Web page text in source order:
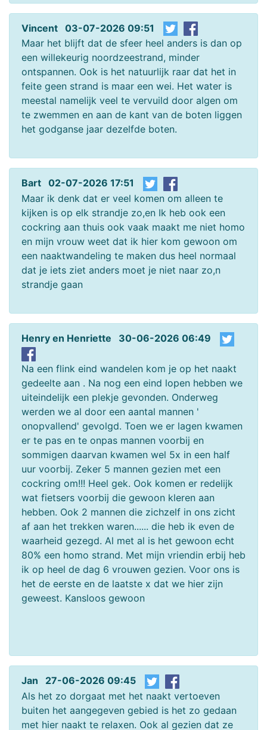
Vincent 03-07-2026 09:51
Maar het blijft dat de sfeer heel anders is dan op
een willekeurig noordzeestrand, minder
ontspannen. Ook is het natuurlijk raar dat het in
feite geen strand is maar een wei. Het water is
meestal namelijk veel te vervuild door algen om
te zwemmen en aan de kant van de boten liggen
het godganse jaar dezelfde boten.
Bart 02-07-2026 17:51
Maar ik denk dat er veel komen om alleen te
kijken is op elk strandje zo,en Ik heb ook een
cockring aan thuis ook vaak maakt me niet homo
en mijn vrouw weet dat ik hier kom gewoon om
een naaktwandeling te maken dus heel normaal
dat je iets ziet anders moet je niet naar zo,n
strandje gaan
Henry en Henriette 30-06-2026 06:49
Na een flink eind wandelen kom je op het naakt
gedeelte aan . Na nog een eind lopen hebben we
uiteindelijk een plekje gevonden. Onderweg
werden we al door een aantal mannen '
onopvallend' gevolgd. Toen we er lagen kwamen
er te pas en te onpas mannen voorbij en
sommigen daarvan kwamen wel 5x in een half
uur voorbij. Zeker 5 mannen gezien met een
cockring om!!! Heel gek. Ook komen er redelijk
wat fietsers voorbij die gewoon kleren aan
hebben. Ook 2 mannen die zichzelf in ons zicht
af aan het trekken waren...... die heb ik even de
waarheid gezegd. Al met al is het gewoon echt
80% een homo strand. Met mijn vriendin erbij heb
ik op heel de dag 6 vrouwen gezien. Voor ons is
het de eerste en de laatste x dat we hier zijn
geweest. Kansloos gewoon
Jan 27-06-2026 09:45
Als het zo dorgaat met het naakt vertoeven
buiten het aangegeven gebied is het zo gedaan
met hier naakt te relaxen. Ook al gezien dat ze